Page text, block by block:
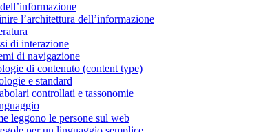
l’architettura dell’informazione
di interazione
di navigazione
di contenuto (content type)
e standard
controllati e tassonomie
leggono le persone sul web